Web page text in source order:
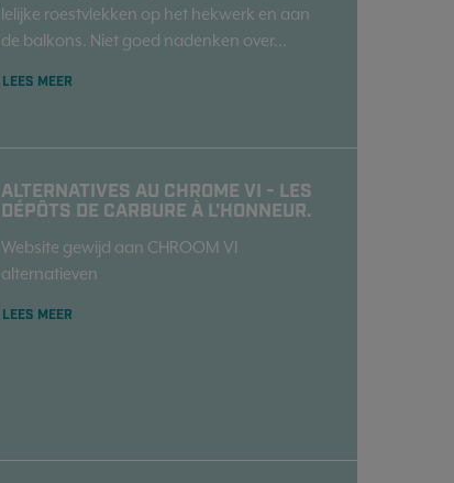
lelijke roestvlekken op het hekwerk en aan
de balkons. Niet goed nadenken over...
LEES MEER
ALTERNATIVES AU CHROME VI - LES
DÉPÔTS DE CARBURE À L'HONNEUR.
Website gewijd aan CHROOM VI
alternatieven
LEES MEER